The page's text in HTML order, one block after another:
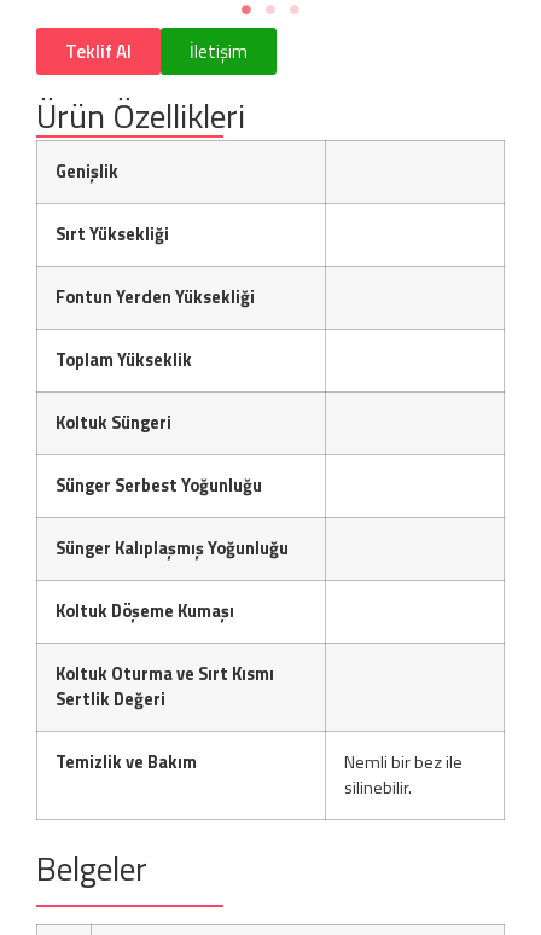
Teklif Al İletişim
Ürün Özellikleri
Genişlik
Sırt Yüksekliği
Fontun Yerden Yüksekliği
Toplam Yükseklik
Koltuk Süngeri
Sünger Serbest Yoğunluğu
Sünger Kalıplaşmış Yoğunluğu
Koltuk Döşeme Kumaşı
Koltuk Oturma ve Sırt Kısmı
Sertlik Değeri
Temizlik ve Bakım
Nemli bir bez ile
silinebilir.
Belgeler